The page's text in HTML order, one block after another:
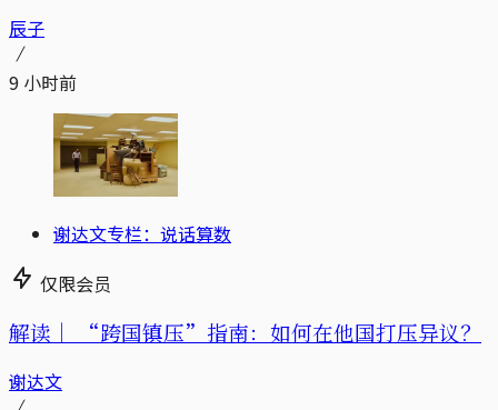
辰子
9 小时前
谢达文专栏：说话算数
仅限会员
解读｜ “跨国镇压”指南：如何在他国打压异议？
谢达文